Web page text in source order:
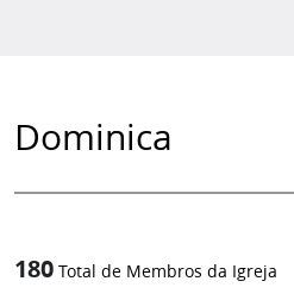
Dominica
180 Total de Membros da Igreja